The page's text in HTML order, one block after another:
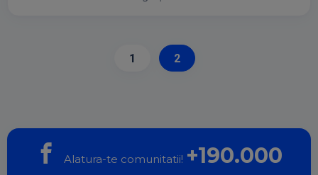
1 2
Alatura-te comunitatii! +190.000